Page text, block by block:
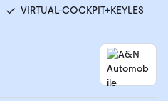
VIRTUAL-COCKPIT+KEYLES